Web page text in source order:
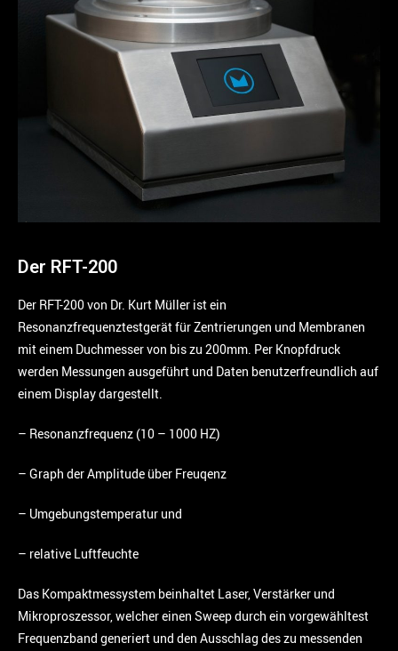
Der RFT-200
Der RFT-200 von Dr. Kurt Müller ist ein
Resonanzfrequenztestgerät für Zentrierungen und Membranen
mit einem Duchmesser von bis zu 200mm. Per Knopfdruck
werden Messungen ausgeführt und Daten benutzerfreundlich auf
einem Display dargestellt.
– Resonanzfrequenz (10 – 1000 HZ)
– Graph der Amplitude über Freuqenz
– Umgebungstemperatur und
– relative Luftfeuchte
Das Kompaktmessystem beinhaltet Laser, Verstärker und
Mikroproszessor, welcher einen Sweep durch ein vorgewähltest
Frequenzband generiert und den Ausschlag des zu messenden